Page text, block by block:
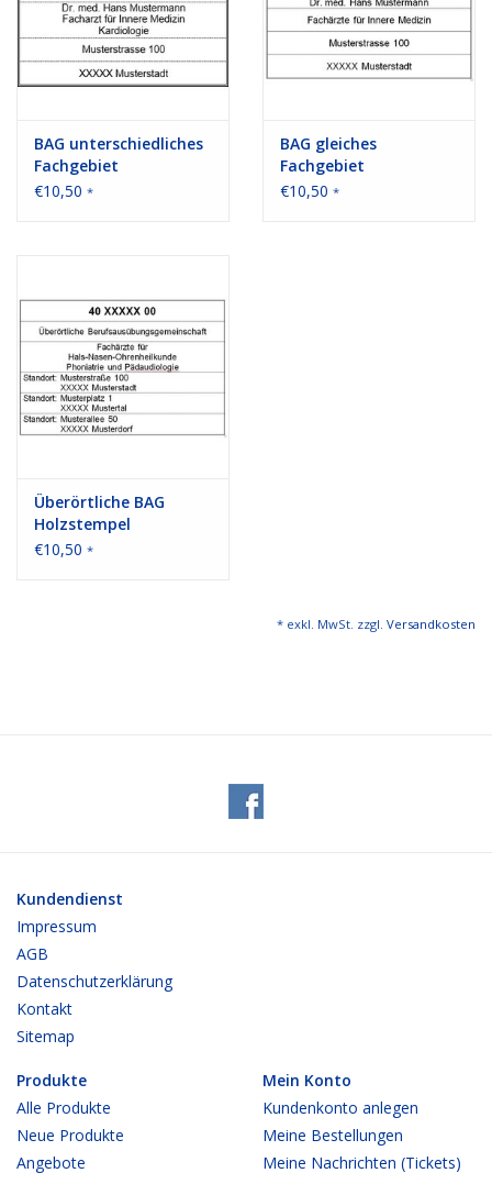
BAG unterschiedliches
Fachgebiet
Holzstempel
€10,50 *
BAG gleiches
Fachgebiet
Holzstempel
€10,50 *
Überörtliche BAG
Holzstempel
€10,50 *
* exkl. MwSt. zzgl. Versandkosten
Kundendienst
Impressum
AGB
Datenschutzerklärung
Kontakt
Sitemap
Produkte
Alle Produkte
Neue Produkte
Angebote
Mein Konto
Kundenkonto anlegen
Meine Bestellungen
Meine Nachrichten (Tickets)